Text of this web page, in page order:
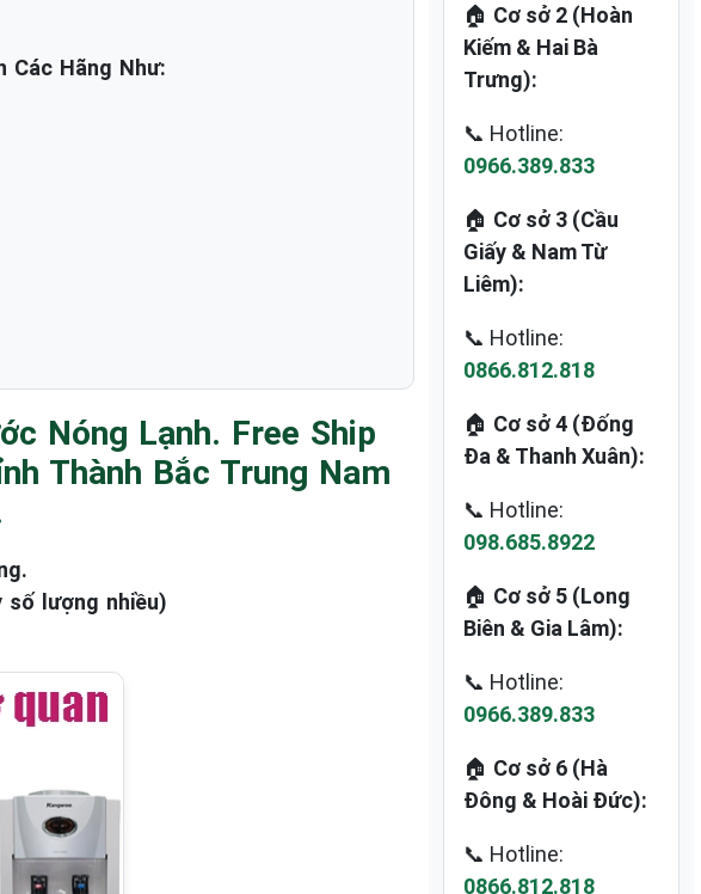
Các Hãng Như:
Nóng Lạnh. Free Ship
Thành Bắc Trung Nam
số lượng nhiều)
🏠 Cơ sở 2 (Hoàn
Kiếm & Hai Bà
Trưng):
📞 Hotline:
0966.389.833
🏠 Cơ sở 3 (Cầu
Giấy & Nam Từ
Liêm):
📞 Hotline:
0866.812.818
🏠 Cơ sở 4 (Đống
Đa & Thanh Xuân):
📞 Hotline:
098.685.8922
🏠 Cơ sở 5 (Long
Biên & Gia Lâm):
📞 Hotline:
0966.389.833
🏠 Cơ sở 6 (Hà
Đông & Hoài Đức):
📞 Hotline:
0866.812.818